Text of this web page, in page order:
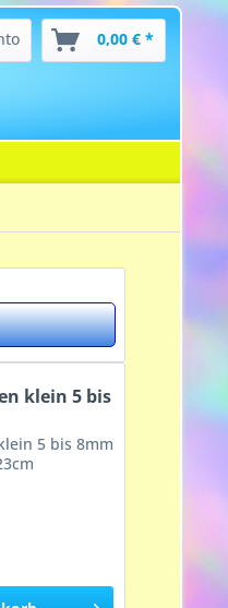
0,00 € *
klein 5 bis
5 bis 8mm